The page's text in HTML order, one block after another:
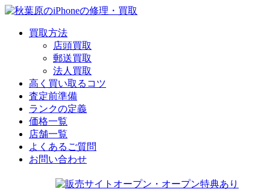
買取方法
店頭買取
郵送買取
法人買取
高く買い取るコツ
査定前準備
ランクの定義
価格一覧
店舗一覧
よくあるご質問
お問い合わせ